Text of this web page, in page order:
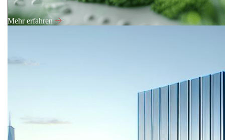
Mehr erfahren